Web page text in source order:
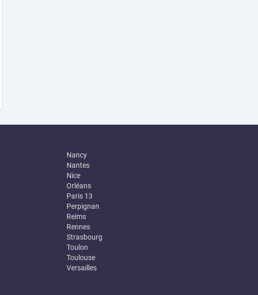
Nancy
Nantes
Nice
Orléans
Paris 13
Perpignan
Reims
Rennes
Strasbourg
Toulon
Toulouse
Versailles